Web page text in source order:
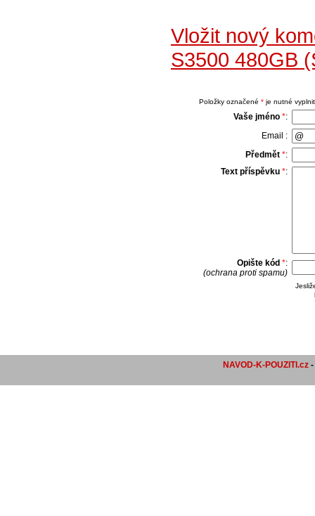
Vložit nový
S3500 480GB
Položky označené *je nutné
Vaše jméno *:
Email :
Předmět *:
Text příspěvku *:
Opište kód *:
(ochrana proti spamu)
NAVOD-K-POUZITI.cz